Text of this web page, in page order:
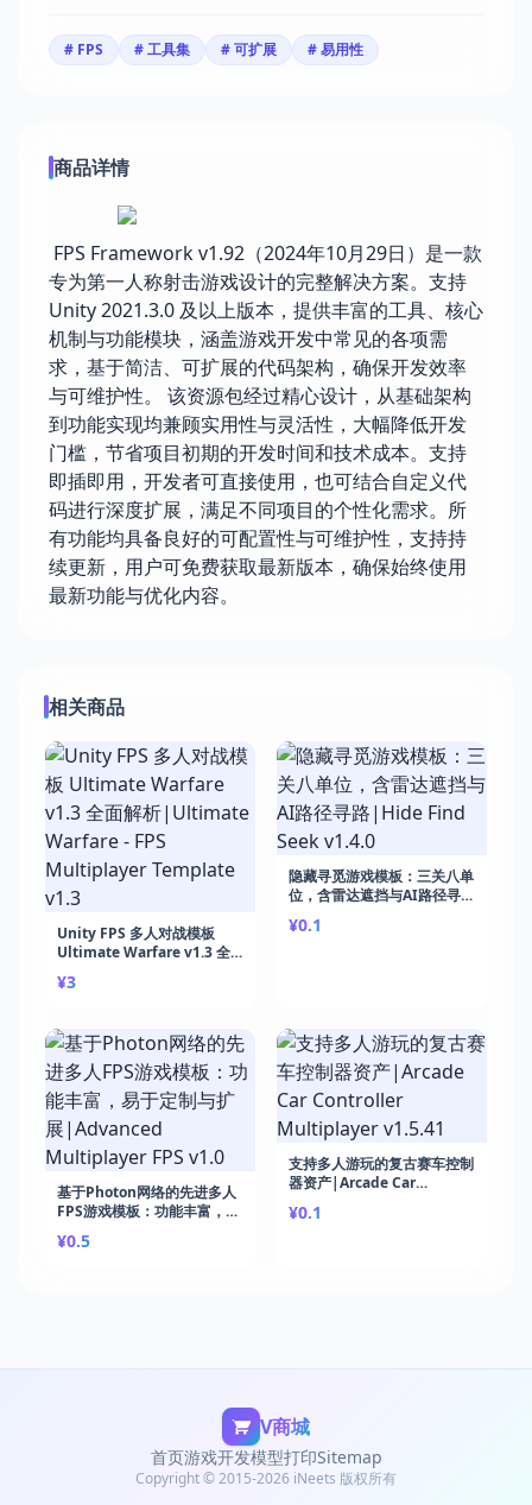
# FPS # 工具集 # 可扩展 # 易用性
商品详情
FPS Framework v1.92（2024年10月29日）是一款
专为第一人称射击游戏设计的完整解决方案。支持
Unity 2021.3.0 及以上版本，提供丰富的工具、核心
机制与功能模块，涵盖游戏开发中常见的各项需
求，基于简洁、可扩展的代码架构，确保开发效率
与可维护性。 该资源包经过精心设计，从基础架构
到功能实现均兼顾实用性与灵活性，大幅降低开发
门槛，节省项目初期的开发时间和技术成本。支持
即插即用，开发者可直接使用，也可结合自定义代
码进行深度扩展，满足不同项目的个性化需求。所
有功能均具备良好的可配置性与可维护性，支持持
续更新，用户可免费获取最新版本，确保始终使用
最新功能与优化内容。
相关商品
Unity FPS 多人对战模板
Ultimate Warfare v1.3 全
FPS Multiplayer Template
¥3
隐藏寻觅游戏模板：三关八单
位，含雷达遮挡与AI路径寻
¥0.1
基于Photon网络的先进多人
FPS游戏模板：功能丰富，易
Multiplayer FPS v1.0
¥0.5
支持多人游玩的复古赛车控制
器资产|Arcade Car
v1.5.41
¥0.1
V商城
首页游戏开发模型打印Sitemap
Copyright © 2015-2026 iNeets 版权所有